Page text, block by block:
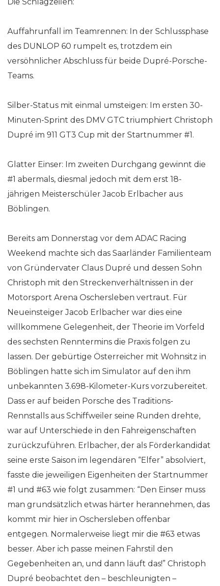
Auffahrunfall im Teamrennen: In der Schlussphase
des DUNLOP 60 rumpelt es, trotzdem ein
versöhnlicher Abschluss für beide Dupré-Porsche-
Teams.
Silber-Status mit einmal umsteigen: Im ersten 30-
Minuten-Sprint des DMV GTC triumphiert Christoph
Dupré im 911 GT3 Cup mit der Startnummer #1.
Glatter Einser: Im zweiten Durchgang gewinnt die
#1 abermals, diesmal jedoch mit dem erst 18-
jährigen Meisterschüler Jacob Erlbacher aus
Böblingen.
Bereits am Donnerstag vor dem ADAC Racing
Weekend machte sich das Saarländer Familienteam
von Gründervater Claus Dupré und dessen Sohn
Christoph mit den Streckenverhältnissen in der
Motorsport Arena Oschersleben vertraut. Für
Neueinsteiger Jacob Erlbacher war dies eine
willkommene Gelegenheit, der Theorie im Vorfeld
des sechsten Renntermins die Praxis folgen zu
lassen. Der gebürtige Österreicher mit Wohnsitz in
Böblingen hatte sich im Simulator auf den ihm
unbekannten 3.698-Kilometer-Kurs vorzubereitet.
Dass er auf beiden Porsche des Traditions-
Rennstalls aus Schiffweiler seine Runden drehte,
war auf Unterschiede in den Fahreigenschaften
zurückzuführen. Erlbacher, der als Förderkandidat
seine erste Saison im legendären “Elfer” absolviert,
fasste die jeweiligen Eigenheiten der Startnummer
#1 und #63 wie folgt zusammen: “Den Einser muss
man grundsätzlich etwas härter herannehmen, das
kommt mir hier in Oschersleben offenbar
entgegen. Normalerweise liegt mir die #63 etwas
besser. Aber ich passe meinen Fahrstil den
Gegebenheiten an, und dann läuft das!” Christoph
Dupré beobachtet den – beschleunigten –